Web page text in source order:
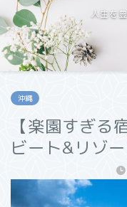
人生を
沖縄
【楽園すぎる
ビート&リゾ